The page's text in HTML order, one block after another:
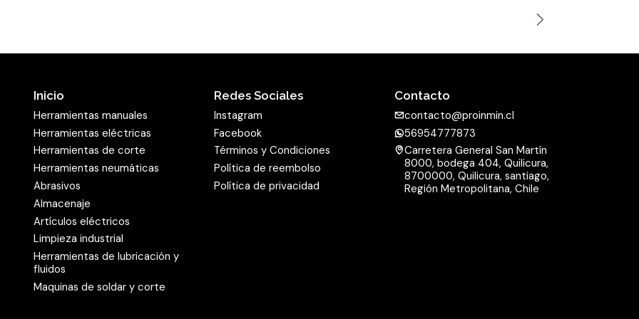
Inicio
Herramientas manuales
Herramientas eléctricas
Herramientas de corte
Herramientas neumáticas
Abrasivos
Almacenaje
Artículos eléctricos
Limpieza industrial
Herramientas de lubricación y
fluidos
Maquinas de soldar y corte
Redes Sociales
Instagram
Facebook
Términos y Condiciones
Política de reembolso
Política de privacidad
Contacto
contacto@proinmin.cl
56954777873
Carretera General San Martín
8000, bodega 404, Quilicura,
8700000, Quilicura, santiago,
Región Metropolitana, Chile